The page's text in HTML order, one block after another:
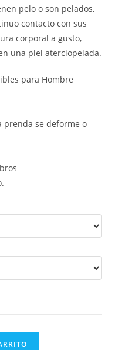
pelo o son pelados,
contacto con sus
corporal a gusto,
una piel aterciopelada.
para Hombre
prenda se deforme o